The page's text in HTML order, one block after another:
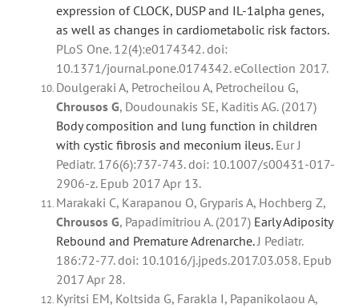
expression of CLOCK, DUSP and IL-1alpha genes,
as well as changes in cardiometabolic risk factors.
PLoS One. 12(4):e0174342. doi:
10.1371/journal.pone.0174342. eCollection 2017.
Doulgeraki A, Petrocheilou A, Petrocheilou G,
Chrousos G, Doudounakis SE, Kaditis AG. (2017)
Body composition and lung function in children
with cystic fibrosis and meconium ileus.Eur J
Pediatr. 176(6):737-743. doi: 10.1007/s00431-017-
2906-z. Epub 2017 Apr 13.
Marakaki C, Karapanou O, Gryparis A, Hochberg Z,
Chrousos G, Papadimitriou A. (2017) Early Adiposity
Rebound and Premature Adrenarche.J Pediatr.
186:72-77. doi: 10.1016/j.jpeds.2017.03.058. Epub
2017 Apr 28.
Kyritsi EM, Koltsida G, Farakla I, Papanikolaou A,